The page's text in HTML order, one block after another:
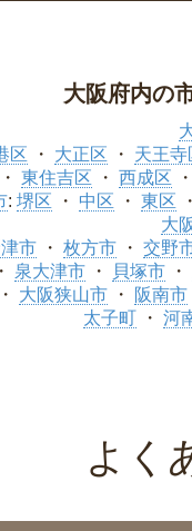
大阪府内の
区 大正区 天王寺
東住吉区 西成区
: 堺区 中区 東区
大
市 枚方市 交野
泉大津市 貝塚市
大阪狭山市 阪南市
太子町
河
よく